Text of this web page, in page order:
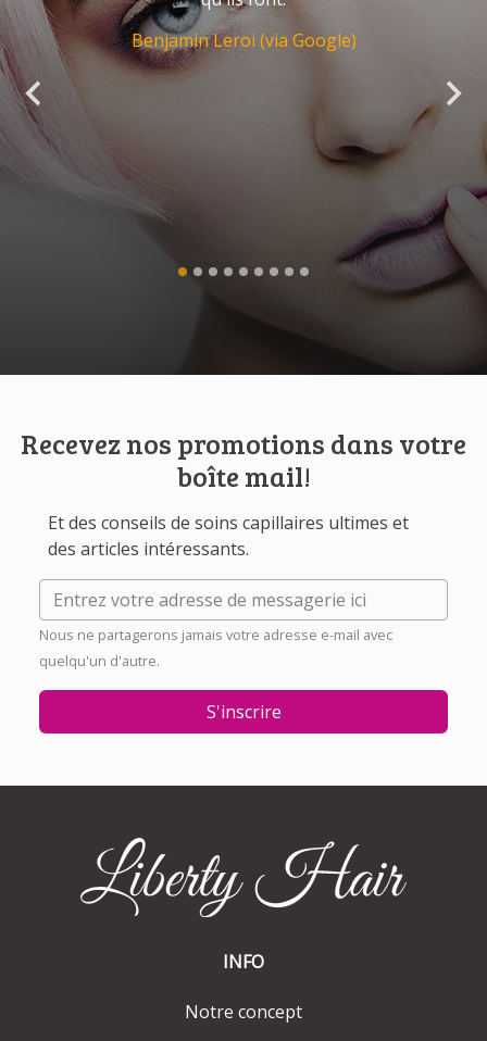
Benjamin Leroi (via Google)
Recevez nos promotions dans votre
boîte mail!
Et des conseils de soins capillaires ultimes et
des articles intéressants.
Nous ne partagerons jamais votre adresse e-mail avec
quelqu'un d'autre.
S'inscrire
INFO
Notre concept